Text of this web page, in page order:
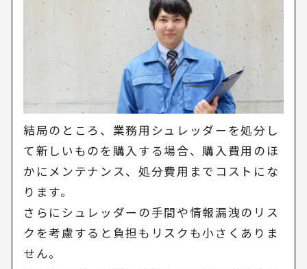
結局のところ、業務用シュレッダーを処分し
て新しいものを購入する場合、購入費用のほ
かにメンテナンス、処分費用までコストにな
ります。
さらにシュレッダーの手間や情報漏洩のリス
クを考慮すると負担もリスクも小さくありま
せん。